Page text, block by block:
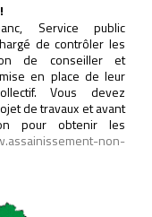
Service public
de contrôler les
de conseiller et
en place de leur
Vous devez
de travaux et avant
pour obtenir les
non-